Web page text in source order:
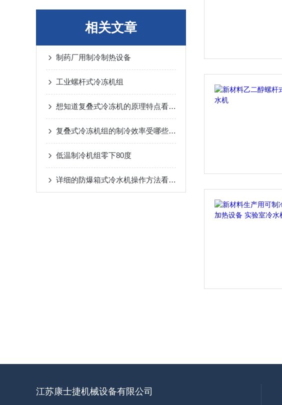
相关文章
制药厂用制冷制热设备
工业螺杆式冷冻机组
想知道复叠式冷冻机的原理特点看看这些
复叠式冷冻机组的制冷效率受哪些因素影响？
低温制冷机组零下80度
详细的防爆箱式冷水机操作方法看完你就知道了
江苏康士捷机械设备有限公司